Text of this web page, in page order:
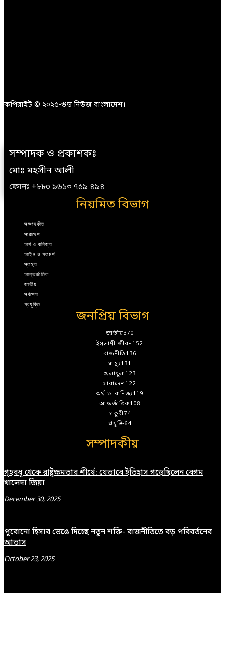
কপিরাইট © ২০২৫-গুড নিউজ বাংলাদেশ।
সম্পাদক ও প্রকাশকঃ
মোঃ মহসীন আলী
ফোনঃ +৮৮০ ৯৬১৩ ৭৫৯ ৪৯৪
নিয়মিত বিভাগ
সম্পাদকীয়
সারাদেশ
অর্থ ও বানিজ্য
আইন ও পরামর্শ
স্বাস্থ্য
আন্তর্জাতিক
জাতীয়
সর্বশেষ
প্রযুক্তি
জনপ্রিয় বিভাগ
জাতীয়370
ইসলামী জীবন152
রাজনীতি136
স্বাস্থ্য131
খেলাধুলা123
সারাদেশ122
অর্থ ও বানিজ্য119
আন্তর্জাতিক108
চাকুরী74
প্রযুক্তি64
সম্পাদকীয়
গৃহবধূ থেকে রাষ্ট্রক্ষমতার শীর্ষে: যেভাবে ইতিহাস গড়েছিলেন বেগম
খালেদা জিয়া
December 30, 2025
পুরোনো হিসাব ভেঙে দিচ্ছে নতুন শক্তি- রাজনীতিতে বড় পরিবর্তনের
আভাস
October 23, 2025